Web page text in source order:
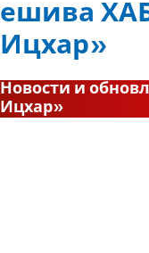
ешива
Ицхар»
Новости и
Ицхар»